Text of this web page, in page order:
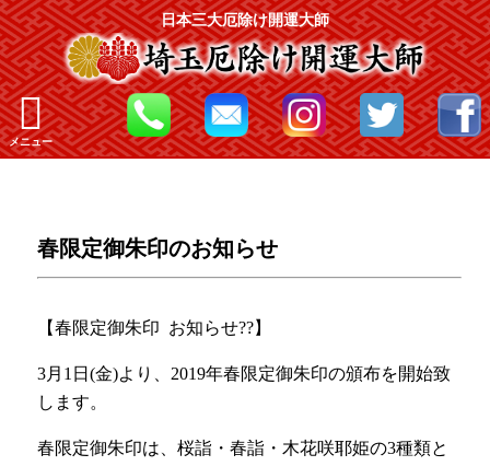
日本三大厄除け開運大師
メニュー
春限定御朱印のお知らせ ㅤㅤㅤㅤㅤㅤㅤ
【春限定御朱印 お知らせ??】 ㅤㅤㅤㅤㅤㅤㅤ
3月1日(金)より、2019年春限定御朱印の頒布を開始致
します。ㅤㅤㅤㅤㅤㅤㅤㅤㅤㅤㅤㅤㅤ
春限定御朱印は、桜詣・春詣・木花咲耶姫の3種類と